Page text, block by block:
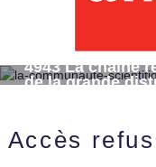
4943 La chaine
de la grande
Accès